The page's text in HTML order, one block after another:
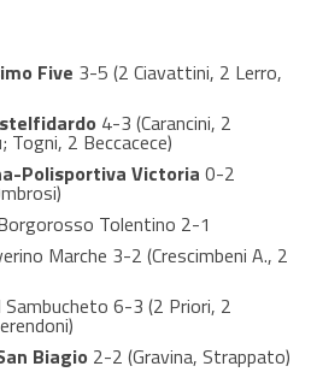
Five 3-5 (2 Ciavattini, 2 Lerro,
4-3 (Carancini, 2
2 Beccacece)
Polisportiva Victoria 0-2
Tolentino 2-1
Marche 3-2 (Crescimbeni A., 2
6-3 (2 Priori, 2
Biagio 2-2 (Gravina, Strappato)